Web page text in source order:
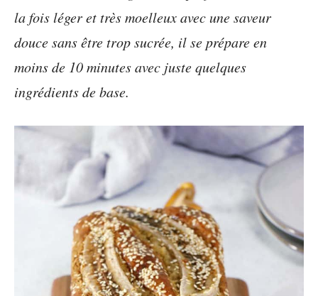
la fois léger et très moelleux avec une saveur
douce sans être trop sucrée, il se prépare en
moins de 10 minutes avec juste quelques
ingrédients de base.